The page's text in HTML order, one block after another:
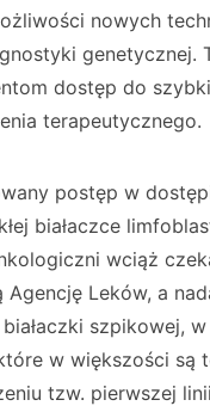
nowych
genetycznej.
dostęp do
terapeutycznego.
postęp w
białaczce
wciąż
Leków, a
szpi­kowej,
w większości są
tzw. pierwszej